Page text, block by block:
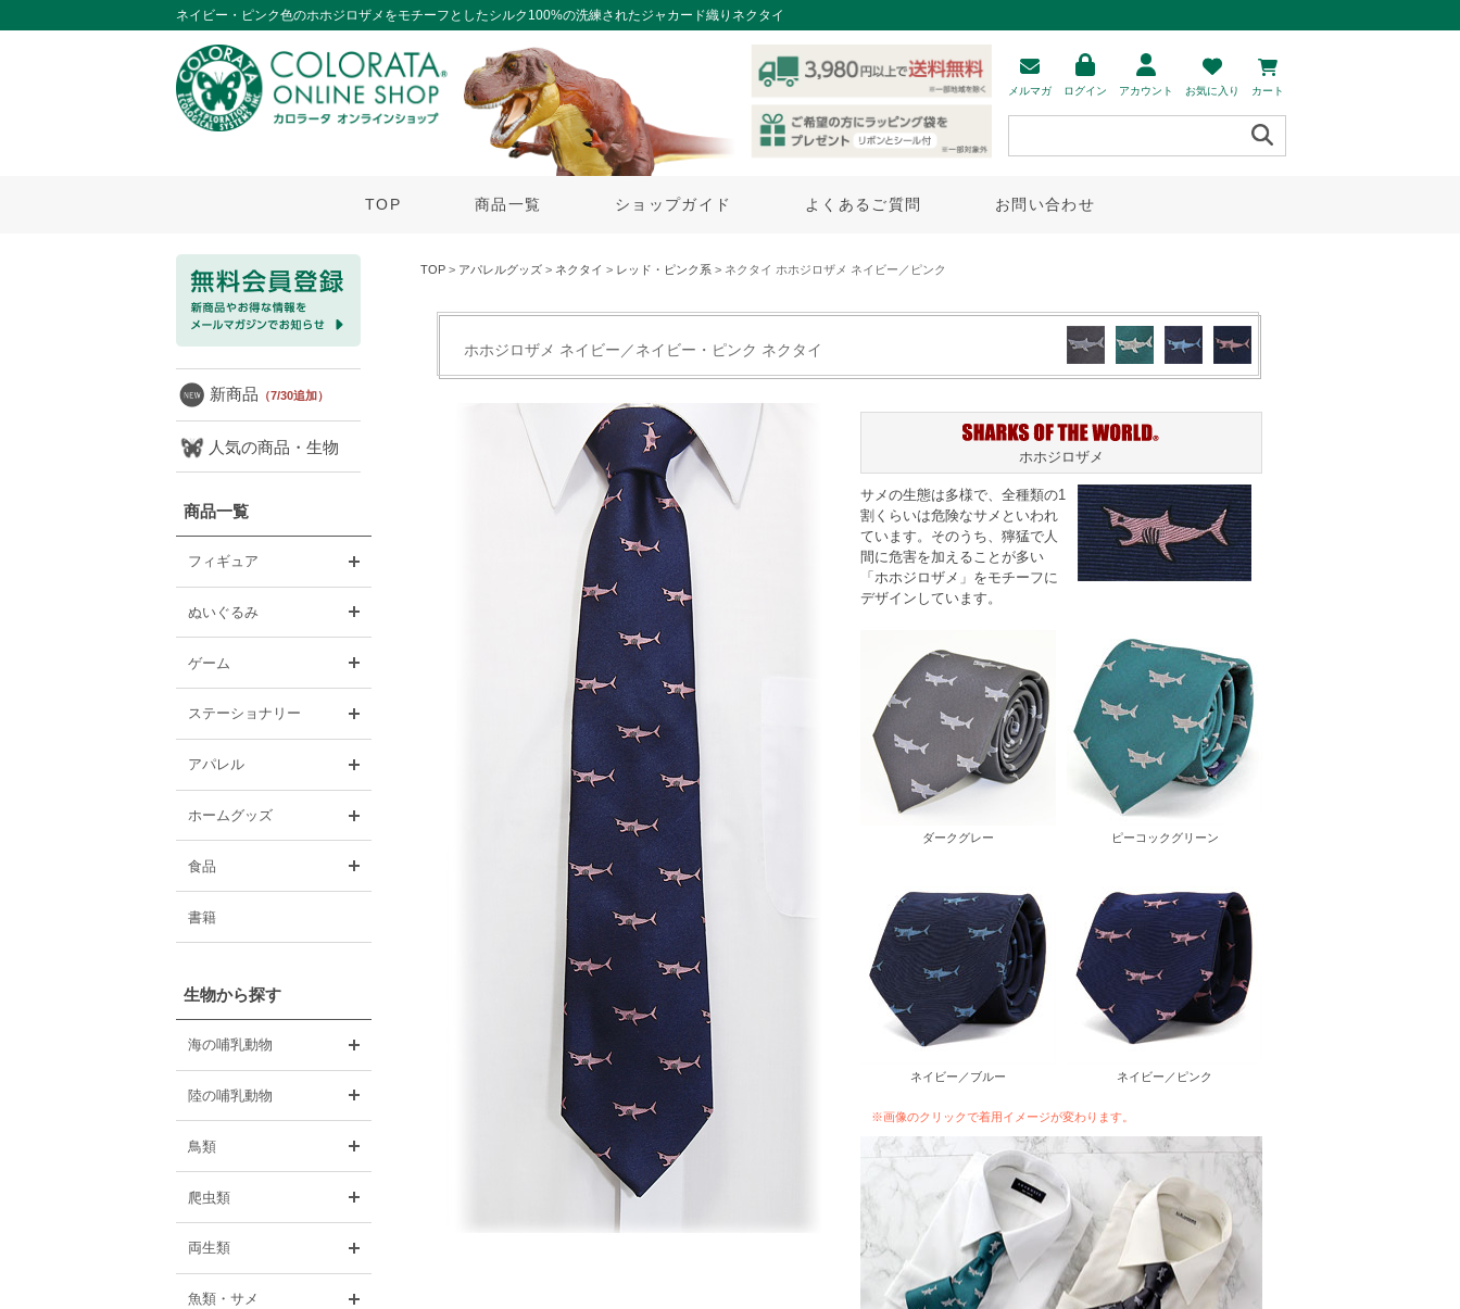
ネイビー・ピンク色のホホジロザメをモチーフとしたシルク100%の洗練されたジャカード織りネクタイ
メルマガ ログイン アカウント お気に入り カート
TOP 商品一覧 ショップガイド よくあるご質問 お問い合わせ
新商品 （7/30追加）
人気の商品・生物
商品一覧
フィギュア
ぬいぐるみ
ゲーム
ステーショナリー
アパレル
ホームグッズ
食品
書籍
生物から探す
海の哺乳動物
陸の哺乳動物
鳥類
爬虫類
両生類
魚類・サメ
TOP > アパレルグッズ > ネクタイ > レッド・ピンク系 > ネクタイ ホホジロザメ ネイビー／ピンク
ホホジロザメ ネイビー／ネイビー・ピンク ネクタイ
ホホジロザメ
サメの生態は多様で、全種類の1
割くらいは危険なサメといわれ
ています。そのうち、獰猛で人
間に危害を加えることが多い
「 ホホジロザメ 」をモチーフに
デザインしています。
ダークグレー ピーコックグリーン
ネイビー／ブルー ネイビー／ピンク
※画像のクリックで着用イメージが変わります。